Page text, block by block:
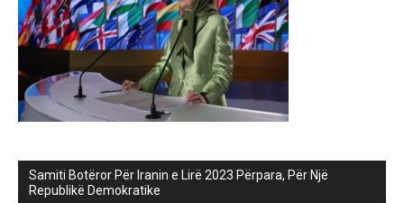
Samiti Botëror Për Iranin e Lirë 2023 Përpara, Për Një
Republikë Demokratike